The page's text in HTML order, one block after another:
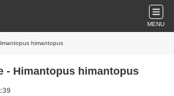
MENU
himantopus
- Himantopus himantopus